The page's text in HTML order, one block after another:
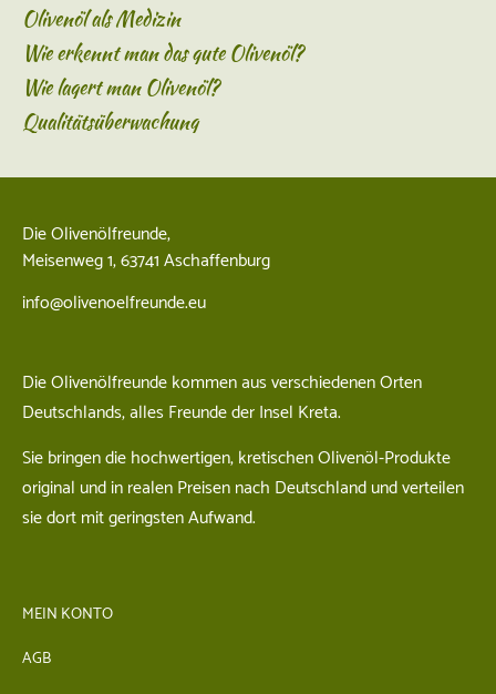
Olivenöl als Medizin
Wie erkennt man das gute Olivenöl?
Wie lagert man Olivenöl?
Qualitätsüberwachung
Die Olivenölfreunde,
Meisenweg 1, 63741 Aschaffenburg
info@olivenoelfreunde.eu
Die Olivenölfreunde kommen aus verschiedenen Orten
Deutschlands, alles Freunde der Insel Kreta.
Sie bringen die hochwertigen, kretischen Olivenöl-Produkte
original und in realen Preisen nach Deutschland und verteilen
sie dort mit geringsten Aufwand.
MEIN KONTO
AGB